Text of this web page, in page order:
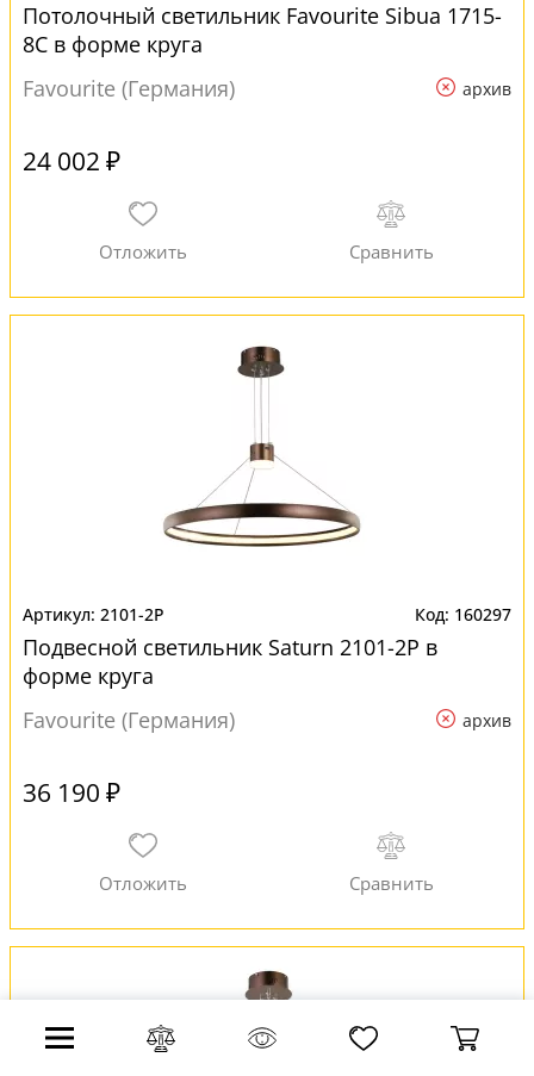
Потолочный светильник Favourite Sibua 1715-
8C в форме круга
Favourite (Германия)
архив
24 002 ₽
2101-2P 160297
Подвесной светильник Saturn 2101-2P в
форме круга
Favourite (Германия)
архив
36 190 ₽